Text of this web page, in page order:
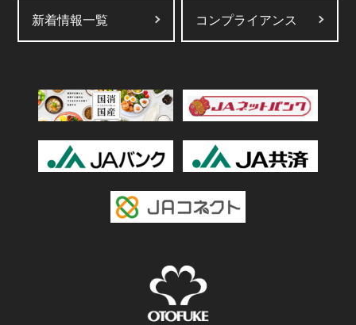
新着情報一覧 コンプライアンス